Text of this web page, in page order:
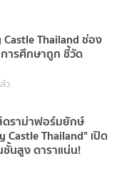
Thailand ช่อง
ารศึกษาถูก ชี้วัด
ว
ราม่าฟอร์มยักษ์
Castle Thailand" เปิด
นสูง ดาราแน่น!